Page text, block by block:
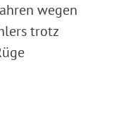
wegen
trotz